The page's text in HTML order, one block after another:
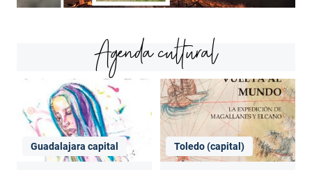
Agenda cultural
Guadalajara capital Toledo (capital)